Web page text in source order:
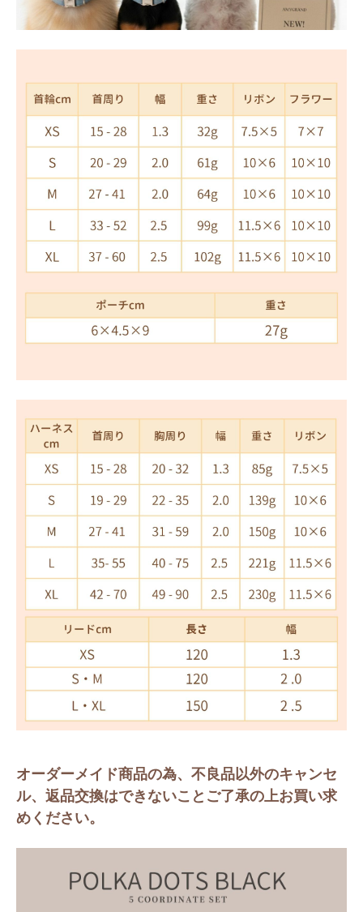
オーダーメイド商品の為、不良品以外のキャンセ
ル、返品交換はできないことご了承の上お買い求
めください。